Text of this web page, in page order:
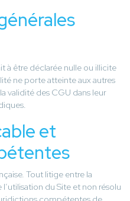
à être déclarée nulle ou illicite
ne porte atteinte aux autres
validité des CGU dans leur
et
Tout litige entre la
du Site et non résolu